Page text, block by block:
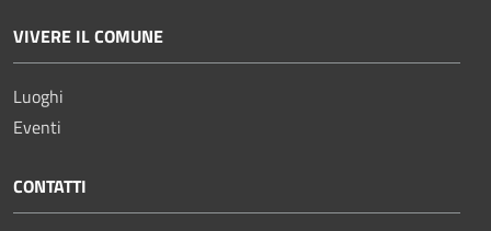
VIVERE IL COMUNE
Luoghi
Eventi
CONTATTI